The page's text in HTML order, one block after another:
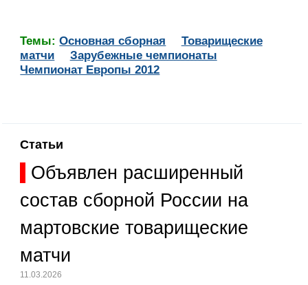
Темы:Основная сборная
Товарищеские
матчи
Зарубежные чемпионаты
Чемпионат Европы 2012
Статьи
Объявлен расширенный
состав сборной России на
мартовские товарищеские
матчи
11.03.2026